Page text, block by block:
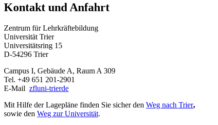
Kontakt und Anfahrt
Zentrum für Lehrkräftebildung
Universität Trier
Universitätsring 15
D-54296 Trier
Campus I, Gebäude A, Raum A 309
Tel. +49 651 201-2901
E-Mail zfluni-trierde
Mit Hilfe der Lagepläne finden Sie sicher den Weg nach Trier​​​​​​​,
sowie den Weg zur Universität​​​​​​​.